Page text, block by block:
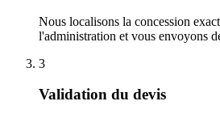
Nous localisons la concession
l'administration et vous envoyons
3
Validation du devis